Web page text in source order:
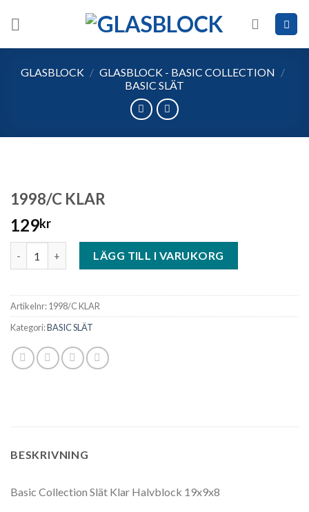
GLASBLOCK / GLASBLOCK - BASIC COLLECTION /
BASIC SLÄT
1998/C KLAR
129kr
1998/C KLAR mängdLÄGG TILL I VARUKORG
Artikelnr:1998/C KLAR
Kategori:BASIC SLÄT
BESKRIVNING
Basic Collection Slät Klar Halvblock 19x9x8